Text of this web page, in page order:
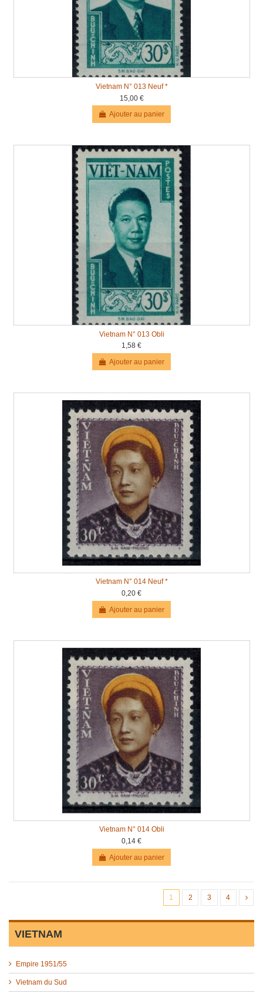
Vietnam N° 013 Neuf *
15,00 €
Ajouter au panier
Vietnam N° 013 Obli
1,58 €
Ajouter au panier
Vietnam N° 014 Neuf *
0,20 €
Ajouter au panier
Vietnam N° 014 Obli
0,14 €
Ajouter au panier
1 2 3 4
VIETNAM
Empire 1951/55
Vietnam du Sud